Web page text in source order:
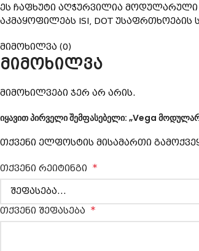
ეს ჩაფხუტი აღჭურვილია მოდულარული
აკმაყოფილებს ISI, DOT უსაფრთხოების
მიმოხილვა (0)
მიმოხილვა
მიმოხილვები ჯერ არ არის.
იყავით პირველი შემფასებელი: „Vega
თქვენი ელფოსტის მისამართი
თქვენი რეიტინგი *
თქვენი შეფასება *